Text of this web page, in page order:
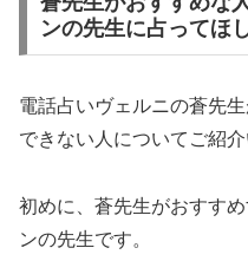
ンの先生に占ってほ
電話占いヴェルニの蒼先
できない人についてご紹介
初めに、蒼先生がおすす
ンの先生です。